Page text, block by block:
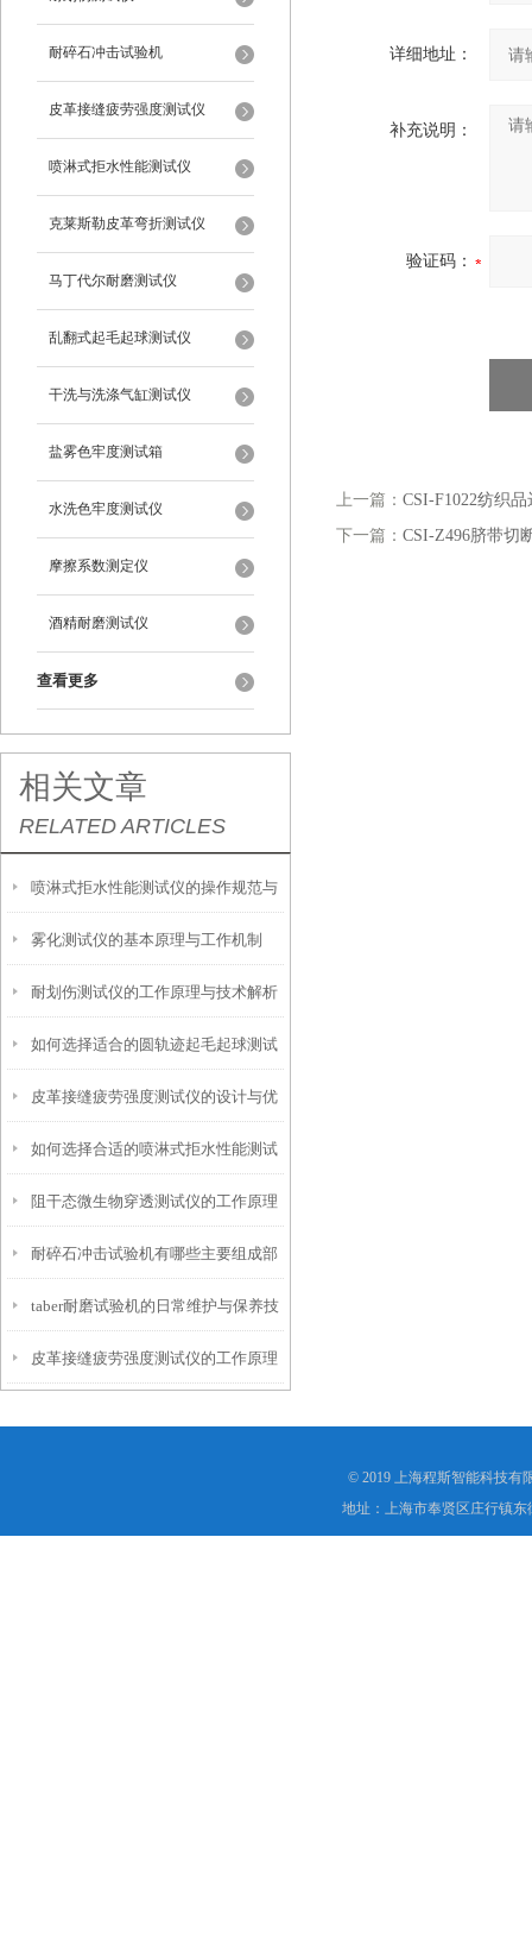
耐碎石冲击试验机
皮革接缝疲劳强度测试仪
喷淋式拒水性能测试仪
克莱斯勒皮革弯折测试仪
马丁代尔耐磨测试仪
乱翻式起毛起球测试仪
干洗与洗涤气缸测试仪
盐雾色牢度测试箱
水洗色牢度测试仪
摩擦系数测定仪
酒精耐磨测试仪
查看更多
相关文章
RELATED ARTICLES
喷淋式拒水性能测试仪的操作规范与
应用指南
雾化测试仪的基本原理与工作机制
耐划伤测试仪的工作原理与技术解析
如何选择适合的圆轨迹起毛起球测试
仪？
皮革接缝疲劳强度测试仪的设计与优
化
如何选择合适的喷淋式拒水性能测试
仪
阻干态微生物穿透测试仪的工作原理
解析
耐碎石冲击试验机有哪些主要组成部
分？
taber耐磨试验机的日常维护与保养技
巧
皮革接缝疲劳强度测试仪的工作原理
详细地址：
补充说明：
验证码：
上一篇： CSI-F1022纺织
下一篇： CSI-Z496脐带切
© 2019 上海程斯智能科技有
地址：上海市奉贤区庄行镇东